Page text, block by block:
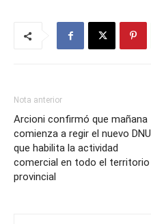
Nota anterior
Arcioni confirmó que mañana
comienza a regir el nuevo DNU
que habilita la actividad
comercial en todo el territorio
provincial